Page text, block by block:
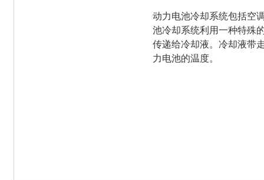
动力电池冷却系统包括空
池冷却系统利用一种特殊
传递给冷却液。冷却液带
力电池的温度。